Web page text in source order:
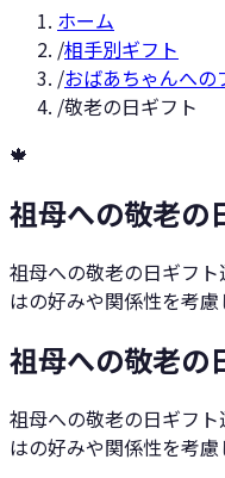
ホーム
/相手別ギフト
/おばあちゃんへの
/敬老の日ギフト
🍁
祖母への敬老の
祖母への敬老の日ギフ
はの好みや関係性を考慮
祖母への敬老の
祖母への敬老の日ギフ
はの好みや関係性を考慮